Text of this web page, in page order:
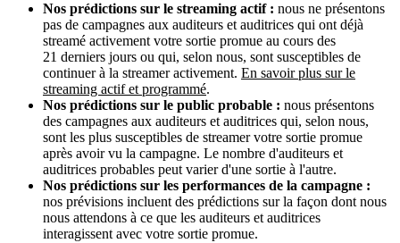
Nos prédictions sur le streaming actif : nous ne présentons
pas de campagnes aux auditeurs et auditrices qui ont déjà
streamé activement votre sortie promue au cours des
21 derniers jours ou qui, selon nous, sont susceptibles de
continuer à la streamer activement. En savoir plus sur le
streaming actif et programmé.
Nos prédictions sur le public probable : nous présentons
des campagnes aux auditeurs et auditrices qui, selon nous,
sont les plus susceptibles de streamer votre sortie promue
après avoir vu la campagne. Le nombre d'auditeurs et
auditrices probables peut varier d'une sortie à l'autre.
Nos prédictions sur les performances de la campagne :
nos prévisions incluent des prédictions sur la façon dont nous
nous attendons à ce que les auditeurs et auditrices
interagissent avec votre sortie promue.